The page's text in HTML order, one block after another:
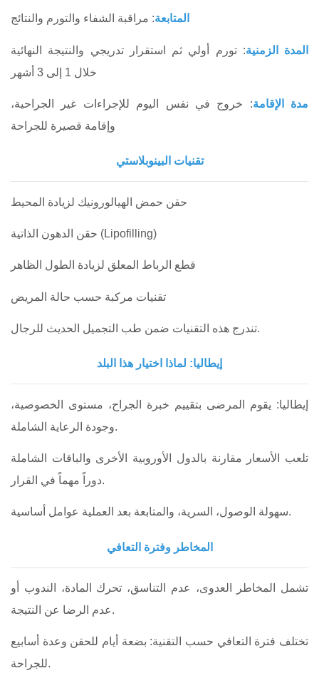
المتابعة: مراقبة الشفاء والتورم والنتائج
المدة الزمنية: تورم أولي ثم استقرار تدريجي والنتيجة النهائية
خلال 1 إلى 3 أشهر
مدة الإقامة: خروج في نفس اليوم للإجراءات غير الجراحية،
وإقامة قصيرة للجراحة
تقنيات البينوبلاستي
حقن حمض الهيالورونيك لزيادة المحيط
حقن الدهون الذاتية (Lipofilling)
قطع الرباط المعلق لزيادة الطول الظاهر
تقنيات مركبة حسب حالة المريض
تندرج هذه التقنيات ضمن طب التجميل الحديث للرجال.
إيطاليا: لماذا اختيار هذا البلد
إيطاليا: يقوم المرضى بتقييم خبرة الجراح، مستوى الخصوصية،
وجودة الرعاية الشاملة.
تلعب الأسعار مقارنة بالدول الأوروبية الأخرى والباقات الشاملة
دوراً مهماً في القرار.
سهولة الوصول، السرية، والمتابعة بعد العملية عوامل أساسية.
المخاطر وفترة التعافي
تشمل المخاطر العدوى، عدم التناسق، تحرك المادة، الندوب أو
عدم الرضا عن النتيجة.
تختلف فترة التعافي حسب التقنية: بضعة أيام للحقن وعدة أسابيع
للجراحة.